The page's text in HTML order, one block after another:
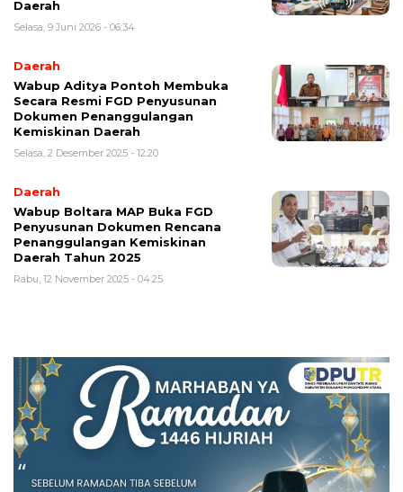
Daerah
Selasa, 9 Juni 2026 - 06:34
Daerah
Wabup Aditya Pontoh Membuka
Secara Resmi FGD Penyusunan
Dokumen Penanggulangan
Kemiskinan Daerah
Selasa, 2 Desember 2025 - 12:20
Daerah
Wabup Boltara MAP Buka FGD
Penyusunan Dokumen Rencana
Penanggulangan Kemiskinan
Daerah Tahun 2025
Rabu, 12 November 2025 - 04:25